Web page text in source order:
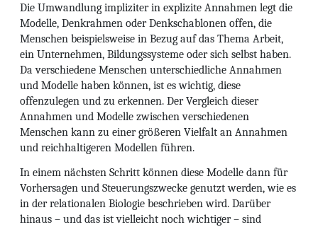
Die Umwandlung impliziter in explizite Annahmen legt die
Modelle, Denkrahmen oder Denkschablonen offen, die
Menschen beispielsweise in Bezug auf das Thema Arbeit,
ein Unternehmen, Bildungssysteme oder sich selbst haben.
Da verschiedene Menschen unterschiedliche Annahmen
und Modelle haben können, ist es wichtig, diese
offenzulegen und zu erkennen. Der Vergleich dieser
Annahmen und Modelle zwischen verschiedenen
Menschen kann zu einer größeren Vielfalt an Annahmen
und reichhaltigeren Modellen führen.
In einem nächsten Schritt können diese Modelle dann für
Vorhersagen und Steuerungszwecke genutzt werden, wie es
in der relationalen Biologie beschrieben wird. Darüber
hinaus – und das ist vielleicht noch wichtiger – sind